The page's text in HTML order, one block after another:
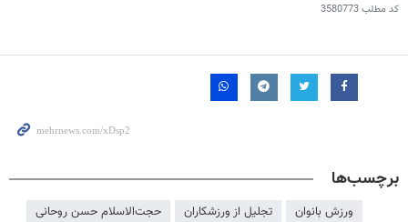
کد مطلب3580773
برچسب‌ها
ورزش بانوان تجلیل از ورزشکاران حجت‌الاسلام حسن روحانی